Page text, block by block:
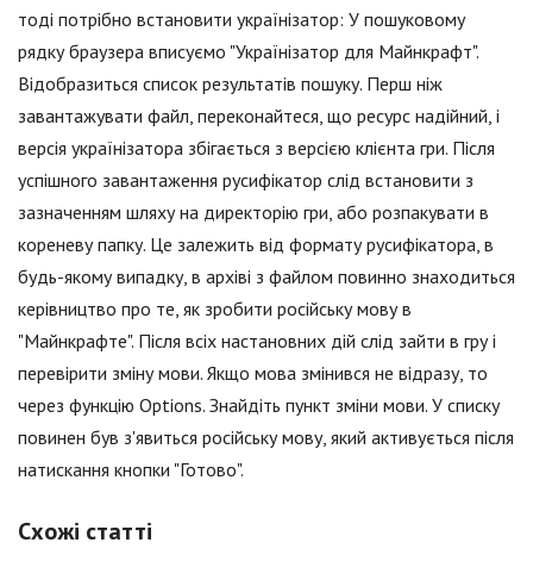
тоді потрібно встановити українізатор: У пошуковому
рядку браузера вписуємо "Українізатор для Майнкрафт".
Відобразиться список результатів пошуку. Перш ніж
завантажувати файл, переконайтеся, що ресурс надійний, і
версія українізатора збігається з версією клієнта гри. Після
успішного завантаження русифікатор слід встановити з
зазначенням шляху на директорію гри, або розпакувати в
кореневу папку. Це залежить від формату русифікатора, в
будь-якому випадку, в архіві з файлом повинно знаходиться
керівництво про те, як зробити російську мову в
"Майнкрафте". Після всіх настановних дій слід зайти в гру і
перевірити зміну мови. Якщо мова змінився не відразу, то
через функцію Options. Знайдіть пункт зміни мови. У списку
повинен був з'явиться російську мову, який активується після
натискання кнопки "Готово".
Схожі статті